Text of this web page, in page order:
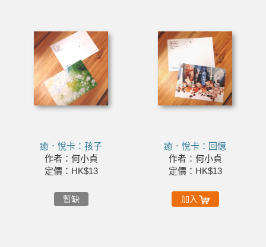
癒．悅卡：孩子
作者：何小貞
定價：HK$13
暫缺
癒．悅卡：回憶
作者：何小貞
定價：HK$13
加入